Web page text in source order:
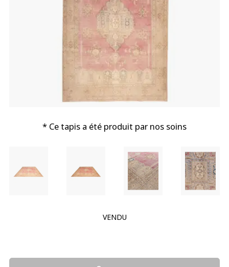
* Ce tapis a été produit par nos soins
VENDU